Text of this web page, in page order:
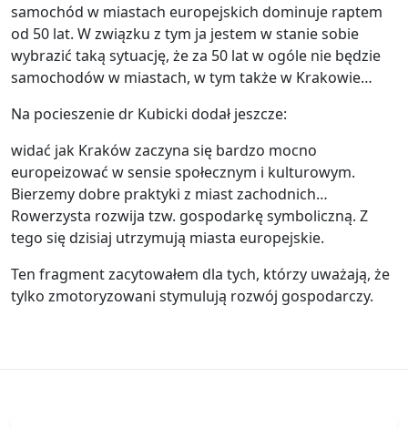
samochód w miastach europejskich dominuje raptem
od 50 lat. W związku z tym ja jestem w stanie sobie
wybrazić taką sytuację, że za 50 lat w ogóle nie będzie
samochodów w miastach, w tym także w Krakowie…
Na pocieszenie dr Kubicki dodał jeszcze:
widać jak Kraków zaczyna się bardzo mocno
europeizować w sensie społecznym i kulturowym.
Bierzemy dobre praktyki z miast zachodnich…
Rowerzysta rozwija tzw. gospodarkę symboliczną. Z
tego się dzisiaj utrzymują miasta europejskie.
Ten fragment zacytowałem dla tych, którzy uważają, że
tylko zmotoryzowani stymulują rozwój gospodarczy.